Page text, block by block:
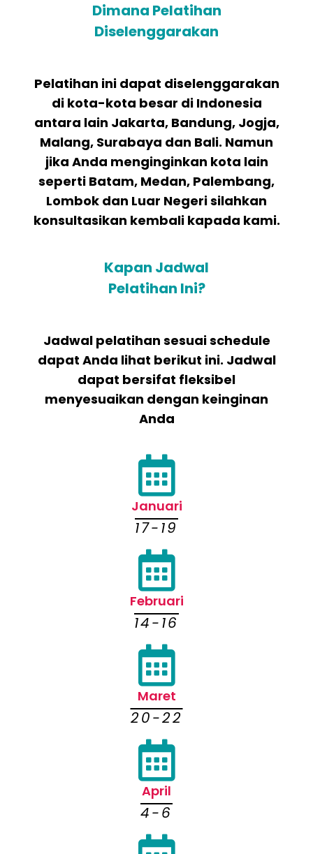
Dimana Pelatihan
Diselenggarakan
Pelatihan ini dapat diselenggarakan
di kota-kota besar di Indonesia
antara lain Jakarta, Bandung, Jogja,
Malang, Surabaya dan Bali. Namun
jika Anda menginginkan kota lain
seperti Batam, Medan, Palembang,
Lombok dan Luar Negeri silahkan
konsultasikan kembali kapada kami.
Kapan Jadwal
Pelatihan Ini?
Jadwal pelatihan sesuai schedule
dapat Anda lihat berikut ini. Jadwal
dapat bersifat fleksibel
menyesuaikan dengan keinginan
Anda
Januari
17-19
Februari
14-16
Maret
20-22
April
4-6